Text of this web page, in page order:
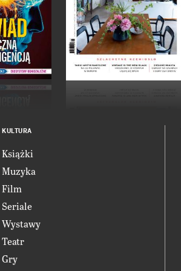
KULTURA
Książki
Muzyka
Film
Seriale
Wystawy
Teatr
Gry